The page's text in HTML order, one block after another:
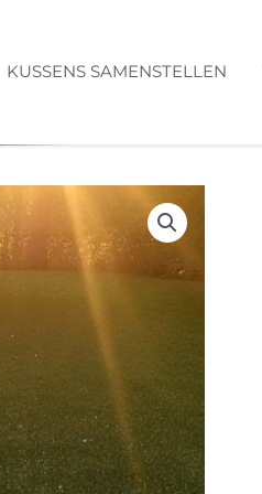
KUSSENS SAMENSTELLEN